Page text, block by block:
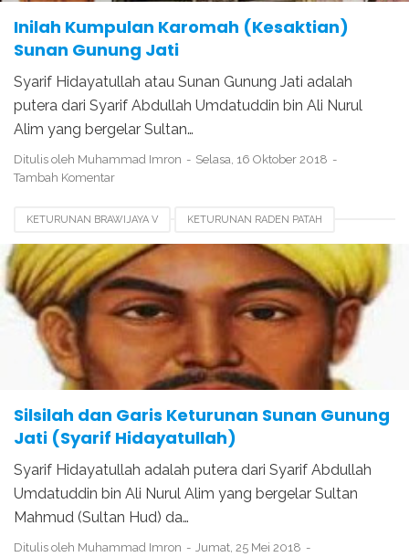
Inilah Kumpulan Karomah (Kesaktian)
Sunan Gunung Jati
Syarif Hidayatullah atau Sunan Gunung Jati adalah
putera dari Syarif Abdullah Umdatuddin bin Ali Nurul
Alim yang bergelar Sultan…
Ditulis oleh Muhammad Imron
Selasa, 16 Oktober 2018
Tambah Komentar
KETURUNAN BRAWIJAYA V KETURUNAN RADEN PATAH
KETURUNAN SUNAN GUNUNG JATI
KETURUNAN SUNAN KALIJAGA NASAB SUNAN AMPEL
NASAB SUNAN GUNUNG JATI SILSILAH SUNAN GUNUNG JATI
Silsilah dan Garis Keturunan Sunan Gunung
Jati (Syarif Hidayatullah)
Syarif Hidayatullah adalah putera dari Syarif Abdullah
Umdatuddin bin Ali Nurul Alim yang bergelar Sultan
Mahmud (Sultan Hud) da…
Ditulis oleh Muhammad Imron
Jumat, 25 Mei 2018